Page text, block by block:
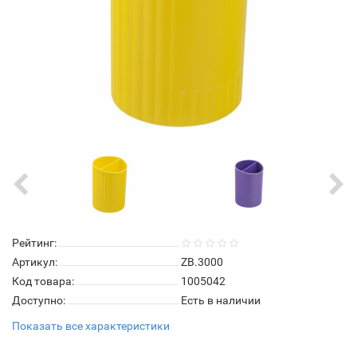
Рейтинг:
Артикул:
ZB.3000
Код товара:
1005042
Доступно:
Есть в наличии
Показать все характеристики